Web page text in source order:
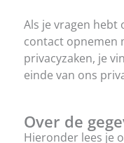
Als je vragen hebt
contact opnemen
privacyzaken, je
einde van ons
Over de
Hieronder lees je